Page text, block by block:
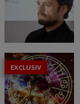
EXCLUSIV